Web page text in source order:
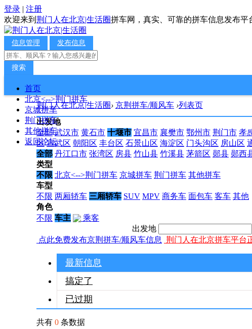
登录 | 注册
欢迎来到 荆门人在北京|生活圈拼车网，真实、可靠的拼车信息发布平
信息管理 发布信息
搜索
首页
北京<-->荆门拼车
京城拼车
荆门拼车
其他拼车
返回论坛
荆门人在北京|生活圈› 京荆拼车/顺风车 ›列表页
出发地
全部 武汉市 黄石市 十堰市 宜昌市 襄樊市 鄂州市 荆门市 孝
区 宣武区 朝阳区 丰台区 石景山区 海淀区 门头沟区 房山区
全部 丹江口市 张湾区 房县 竹山县 竹溪县 茅箭区 郧县 郧西
类型
不限 北京<-->荆门拼车 京城拼车 荆门拼车 其他拼车
车型
不限 两厢轿车 三厢轿车 SUV MPV 商务车 面包车 客车 其他
角色
不限 车主
乘客
出发地
点此免费发布京荆拼车/顺风车信息 荆门人在北京拼车平台
最新信息
搞定了
已过期
共有 0 条数据